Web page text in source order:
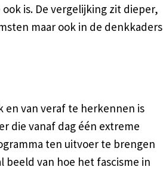
is. De vergelijking zit dieper,
maar ook in de denkkaders
en van veraf te herkennen is
die vanaf dag één extreme
ten uitvoer te brengen
van hoe het fascisme in